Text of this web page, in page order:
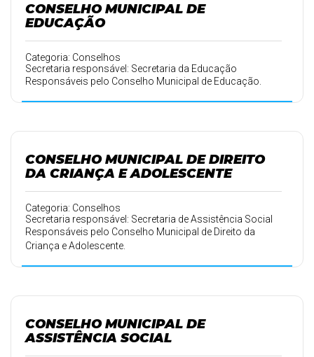
CONSELHO MUNICIPAL DE
EDUCAÇÃO
Categoria: Conselhos
Secretaria responsável: Secretaria da Educação
Responsáveis pelo Conselho Municipal de Educação.
CONSELHO MUNICIPAL DE DIREITO
DA CRIANÇA E ADOLESCENTE
Categoria: Conselhos
Secretaria responsável: Secretaria de Assistência Social
Responsáveis pelo Conselho Municipal de Direito da
Criança e Adolescente.
CONSELHO MUNICIPAL DE
ASSISTÊNCIA SOCIAL